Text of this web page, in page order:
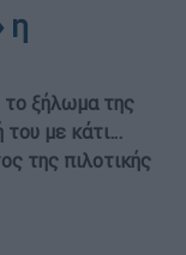
η
ξήλωμα της
του με κάτι…
της πιλοτικής